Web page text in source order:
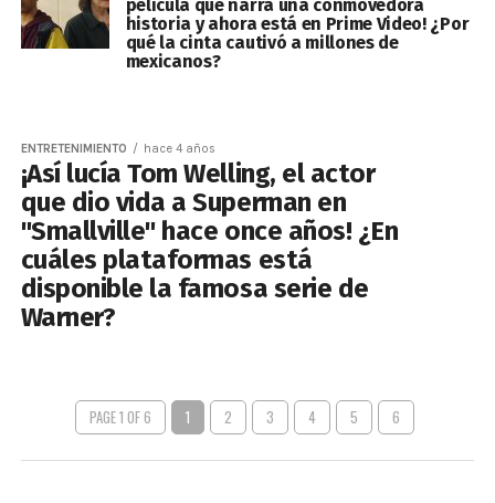
película que narra una conmovedora
historia y ahora está en Prime Video! ¿Por
qué la cinta cautivó a millones de
mexicanos?
ENTRETENIMIENTO hace 4 años
¡Así lucía Tom Welling, el actor
que dio vida a Superman en
"Smallville" hace once años! ¿En
cuáles plataformas está
disponible la famosa serie de
Warner?
PAGE 1 OF 6 1 2 3 4 5 6